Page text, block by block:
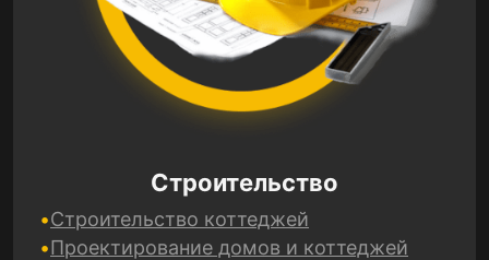
Строительство
Строительство коттеджей
Проектирование домов и коттеджей